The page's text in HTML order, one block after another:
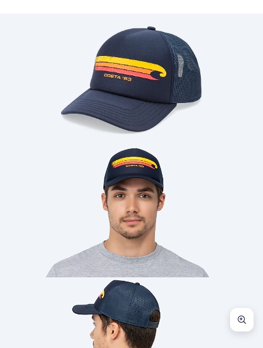
Cantidad:
Precio: Sin cargo
Cantidad: